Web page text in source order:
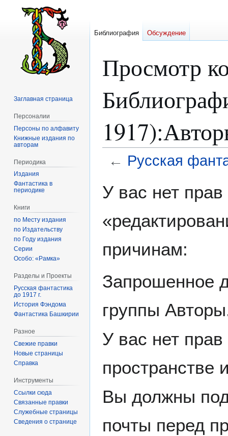
Просмотр
← Русская
У вас нет
причинам:
Запрошенное
группы
У вас нет
пространстве
Вы должны
почты перед
Библиография Обсуждение
Заглавная страница
Персоналии
Персоны по алфавиту
Книжные издания по
авторам
Периодика
Издания
Фантастика в
периодике
Книги
по Месту издания
по Издательству
по Году издания
Серии
Особо: «Рамка»
Разделы и Проекты
Русская фантастика
до 1917 г.
История Фэндома
Фантастика Башкирии
Разное
Свежие правки
Новые страницы
Справка
Инструменты
Ссылки сюда
Связанные правки
Служебные страницы
Сведения о странице